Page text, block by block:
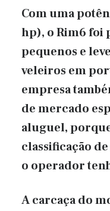
Com uma
hp), o Rim6 foi
pequenos e
veleiros em
empresa
de mercado
aluguel,
classificação
o operador
A carcaça do